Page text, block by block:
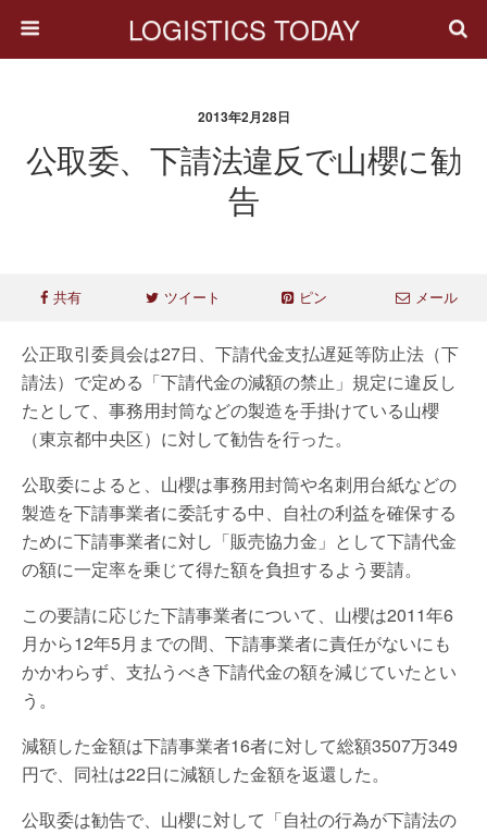
LOGISTICS TODAY
2013年2月28日
公取委、下請法違反で山櫻に勧
告
共有 ツイート ピン メール
公正取引委員会は27日、下請代金支払遅延等防止法（下
請法）で定める「下請代金の減額の禁止」規定に違反し
たとして、事務用封筒などの製造を手掛けている山櫻
（東京都中央区）に対して勧告を行った。
公取委によると、山櫻は事務用封筒や名刺用台紙などの
製造を下請事業者に委託する中、自社の利益を確保する
ために下請事業者に対し「販売協力金」として下請代金
の額に一定率を乗じて得た額を負担するよう要請。
この要請に応じた下請事業者について、山櫻は2011年6
月から12年5月までの間、下請事業者に責任がないにも
かかわらず、支払うべき下請代金の額を減じていたとい
う。
減額した金額は下請事業者16者に対して総額3507万349
円で、同社は22日に減額した金額を返還した。
公取委は勧告で、山櫻に対して「自社の行為が下請法の